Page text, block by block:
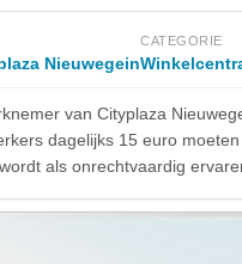
Nieuwegein
CATEGORIE
van Cityplaza
dagelijks 15 euro
als onrechtvaardig